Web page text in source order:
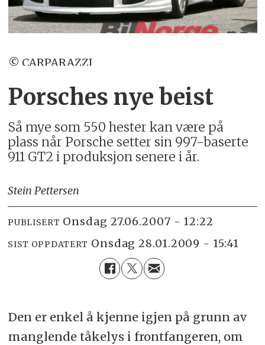
© CARPARAZZI
Porsches nye beist
Så mye som 550 hester kan være på
plass når Porsche setter sin 997-baserte
911 GT2 i produksjon senere i år.
Stein Pettersen
PUBLISERT onsdag 27.06.2007 - 12:22
SIST OPPDATERT onsdag 28.01.2009 - 15:41
Den er enkel å kjenne igjen på grunn av
manglende tåkelys i frontfangeren, om